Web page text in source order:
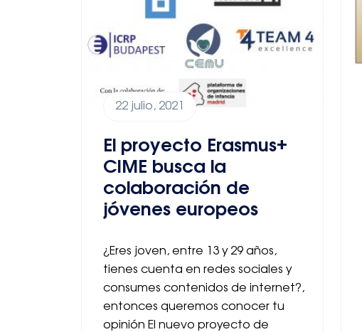
22 julio, 2021
El proyecto Erasmus+
CIME busca la
colaboración de
jóvenes europeos
¿Eres joven, entre 13 y 29 años,
tienes cuenta en redes sociales y
consumes contenidos de internet?,
entonces queremos conocer tu
opinión El nuevo proyecto de